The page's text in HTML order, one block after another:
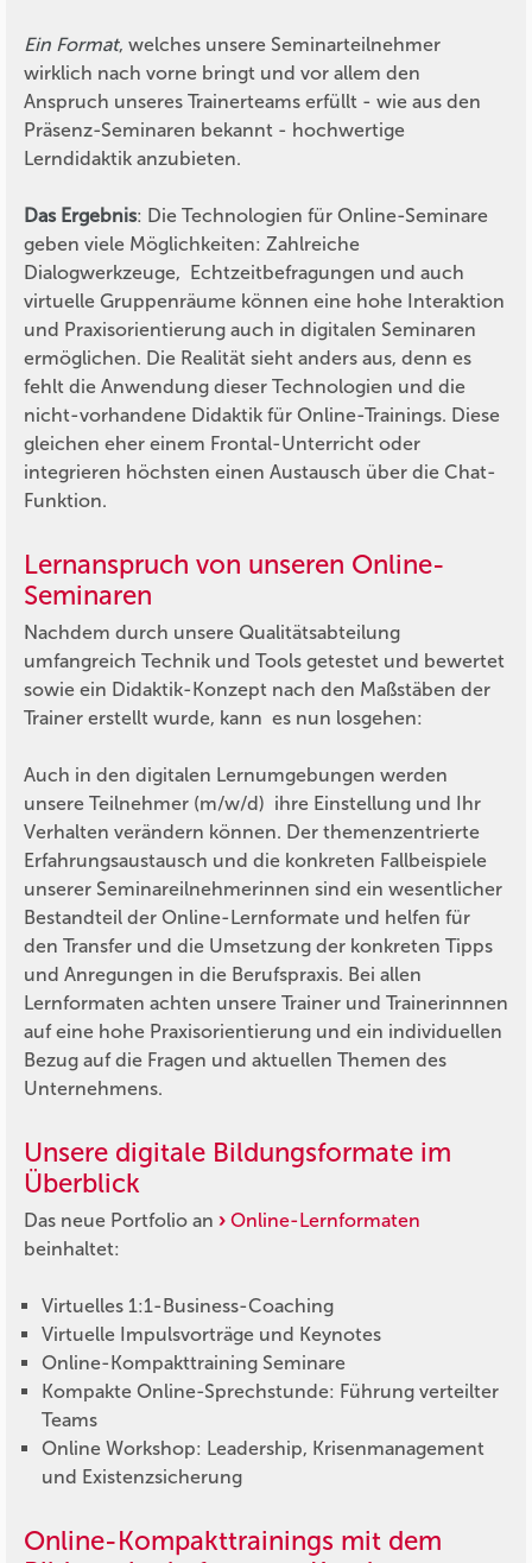
Ein Format, welches unsere Seminarteilnehmer
wirklich nach vorne bringt und vor allem den
Anspruch unseres Trainerteams erfüllt - wie aus den
Präsenz-Seminaren bekannt - hochwertige
Lerndidaktik anzubieten.
Das Ergebnis: Die Technologien für Online-Seminare
geben viele Möglichkeiten: Zahlreiche
Dialogwerkzeuge, Echtzeitbefragungen und auch
virtuelle Gruppenräume können eine hohe Interaktion
und Praxisorientierung auch in digitalen Seminaren
ermöglichen. Die Realität sieht anders aus, denn es
fehlt die Anwendung dieser Technologien und die
nicht-vorhandene Didaktik für Online-Trainings. Diese
gleichen eher einem Frontal-Unterricht oder
integrieren höchsten einen Austausch über die Chat-
Funktion.
Lernanspruch von unseren Online-
Seminaren
Nachdem durch unsere Qualitätsabteilung
umfangreich Technik und Tools getestet und bewertet
sowie ein Didaktik-Konzept nach den Maßstäben der
Trainer erstellt wurde, kann es nun losgehen:
Auch in den digitalen Lernumgebungen werden
unsere Teilnehmer (m/w/d) ihre Einstellung und Ihr
Verhalten verändern können. Der themenzentrierte
Erfahrungsaustausch und die konkreten Fallbeispiele
unserer Seminareilnehmerinnen sind ein wesentlicher
Bestandteil der Online-Lernformate und helfen für
den Transfer und die Umsetzung der konkreten Tipps
und Anregungen in die Berufspraxis. Bei allen
Lernformaten achten unsere Trainer und Trainerinnnen
auf eine hohe Praxisorientierung und ein individuellen
Bezug auf die Fragen und aktuellen Themen des
Unternehmens.
Unsere digitale Bildungsformate im
Überblick
Das neue Portfolio an
Online-Lernformaten
beinhaltet:
Virtuelles 1:1-Business-Coaching
Virtuelle Impulsvorträge und Keynotes
Online-Kompakttraining Seminare
Kompakte Online-Sprechstunde: Führung verteilter
Teams
Online Workshop: Leadership, Krisenmanagement
und Existenzsicherung
Online-Kompakttrainings mit dem